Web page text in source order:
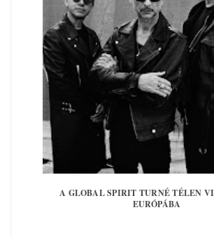
A GLOBAL SPIRIT TURNÉ TÉLEN
EURÓPÁBA